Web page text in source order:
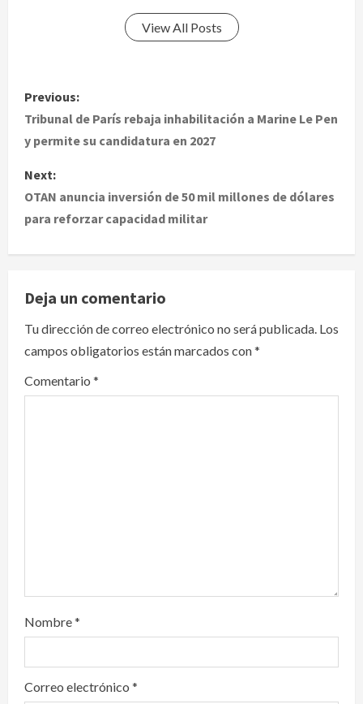
View All Posts
P
o
t
n
a
v
i
g
a
Previous:
Tribunal de París rebaja inhabilitación a Marine Le Pen
y permite su candidatura en 2027
Next:
OTAN anuncia inversión de 50 mil millones de dólares
para reforzar capacidad militar
Deja un comentario
Tu dirección de correo electrónico no será publicada. Los
campos obligatorios están marcados con*
Comentario *
Nombre*
Correo electrónico *